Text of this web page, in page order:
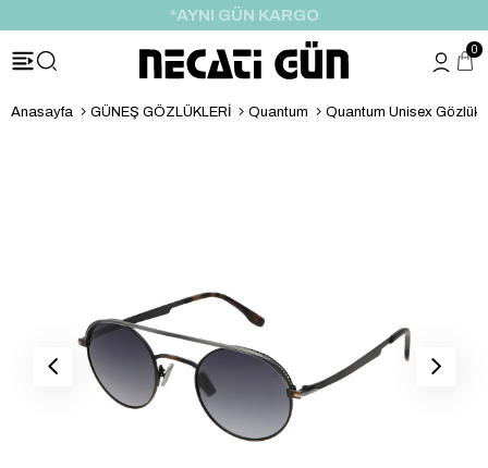
*AYNI GÜN KARGO
0
Anasayfa GÜNEŞ GÖZLÜKLERİ Quantum Quantum Unisex Gözlük